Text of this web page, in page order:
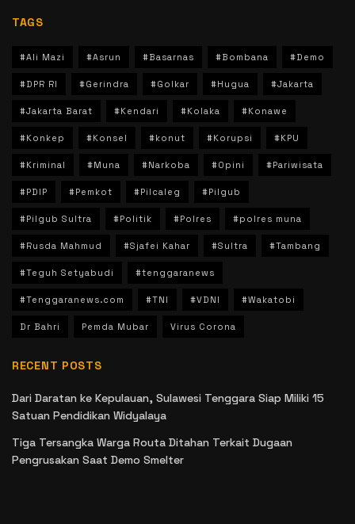
TAGS
#Ali Mazi #Asrun #Basarnas #Bombana #Demo
#DPR RI #Gerindra #Golkar #Hugua #Jakarta
#Jakarta Barat #Kendari #Kolaka #Konawe
#Konkep #Konsel #konut #Korupsi #KPU
#Kriminal #Muna #Narkoba #Opini #Pariwisata
#PDIP #Pemkot #Pilcaleg #Pilgub
#Pilgub Sultra #Politik #Polres #polres muna
#Rusda Mahmud #Sjafei Kahar #Sultra #Tambang
#Teguh Setyabudi #tenggaranews
#Tenggaranews.com #TNI #VDNI #Wakatobi
Dr Bahri Pemda Mubar Virus Corona
RECENT POSTS
Dari Daratan ke Kepulauan, Sulawesi Tenggara Siap Miliki 15
Satuan Pendidikan Widyalaya
Tiga Tersangka Warga Routa Ditahan Terkait Dugaan
Pengrusakan Saat Demo Smelter